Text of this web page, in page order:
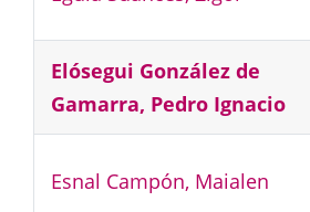
Elósegui González de
Gamarra, Pedro Ignacio
Esnal Campón, Maialen